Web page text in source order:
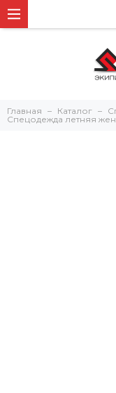
Главная Каталог
Спецодежда летняя